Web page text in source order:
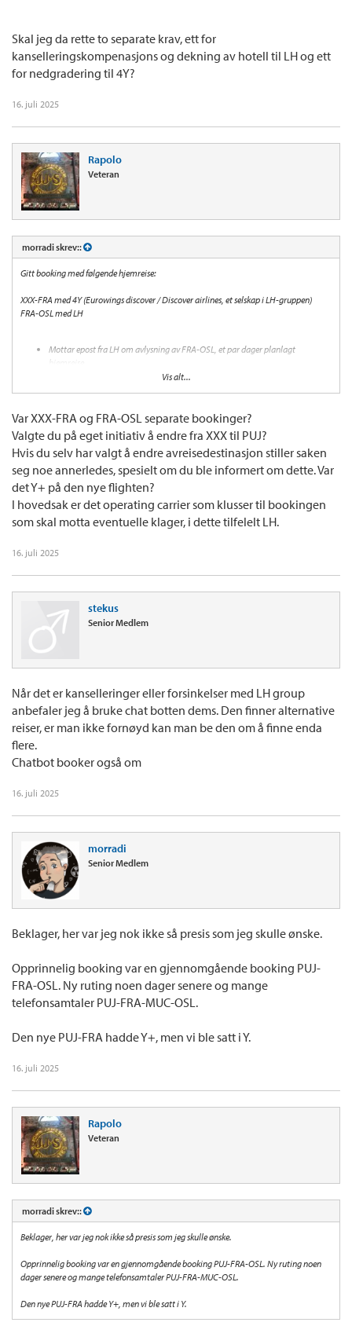
Skal jeg da rette to separate krav, ett for
kanselleringskompenasjons og dekning av hotell til LH og ett
for nedgradering til 4Y?
16. juli 2025
Rapolo
Veteran
morradi skrev::
Gitt booking med følgende hjemreise:
XXX-FRA med 4Y (Eurowings discover / Discover airlines, et selskap i LH-gruppen)
FRA-OSL med LH
Mottar epost fra LH om avlysning av FRA-OSL, et par dager planlagt
hjemreise
All kontakt etter dette foregår på telefon gjennom LHs kundeservice.
XXX-FRA flyvningen ender opp med å bli nedgradert fra Y+ til Y
Skal jeg da rette to separate krav, ett for kanselleringskompenasjons og dekning av
hotell til LH og ett for nedgradering til 4Y?
Vis alt...
Var XXX-FRA og FRA-OSL separate bookinger?
Valgte du på eget initiativ å endre fra XXX til PUJ?
Hvis du selv har valgt å endre avreisedestinasjon stiller saken
seg noe annerledes, spesielt om du ble informert om dette. Var
det Y+ på den nye flighten?
I hovedsak er det operating carrier som klusser til bookingen
som skal motta eventuelle klager, i dette tilfelelt LH.
16. juli 2025
stekus
Senior Medlem
Når det er kanselleringer eller forsinkelser med LH group
anbefaler jeg å bruke chat botten dems. Den finner alternative
reiser, er man ikke fornøyd kan man be den om å finne enda
flere.
Chatbot booker også om
16. juli 2025
morradi
Senior Medlem
Beklager, her var jeg nok ikke så presis som jeg skulle ønske.
Opprinnelig booking var en gjennomgående booking PUJ-
FRA-OSL. Ny ruting noen dager senere og mange
telefonsamtaler PUJ-FRA-MUC-OSL.
Den nye PUJ-FRA hadde Y+, men vi ble satt i Y.
16. juli 2025
Rapolo
Veteran
morradi skrev::
Beklager, her var jeg nok ikke så presis som jeg skulle ønske.
Opprinnelig booking var en gjennomgående booking PUJ-FRA-OSL. Ny ruting noen
dager senere og mange telefonsamtaler PUJ-FRA-MUC-OSL.
Den nye PUJ-FRA hadde Y+, men vi ble satt i Y.